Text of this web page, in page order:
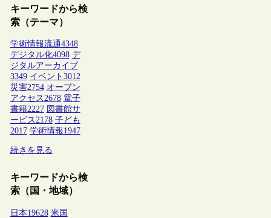
キーワードから検
索（テーマ）
学術情報流通4348
デジタル化4098 デ
ジタルアーカイブ
3349 イベント 3012
災害2754 オープン
アクセス 2678 電子
書籍2227 図書館サ
ービス 2178 子ども
2017 学術情報1947
続きを見る
キーワードから検
索（国・地域）
日本19628 米国